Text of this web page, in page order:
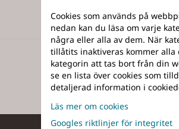
PERSONLIGT
Vi kan hund,
Cookies som används på
nedan kan du läsa om varje
några eller alla av dem. När
tillåtits inaktiveras kommer alla
kategorin att tas bort från din
se en lista över cookies som
detaljerad information i
Läs mer om cookies
Googles riktlinjer för integritet